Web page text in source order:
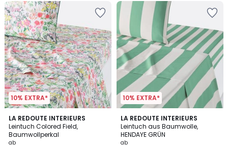
10% EXTRA*
LA REDOUTE INTERIEURS
Leintuch Colored Field,
Baumwollperkal
ab
4,6
/ 5
10% EXTRA*
LA REDOUTE INTERIEURS
Leintuch aus Baumwolle,
HENDAYE GRÜN
ab
3,7
/ 5